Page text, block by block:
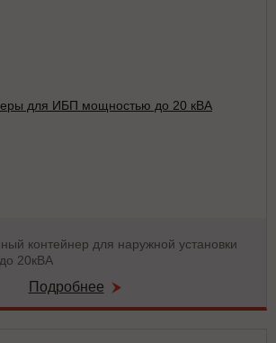
контейнер для наружной установки
20кВА
Подробнее